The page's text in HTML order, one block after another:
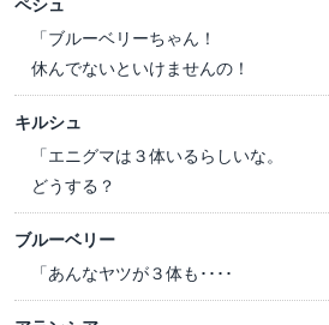
「ブルーベリーちゃん！
休んでないといけませんの！
キルシュ
「エニグマは３体いるらしいな。
どうする？
ブルーベリー
「あんなヤツが３体も････